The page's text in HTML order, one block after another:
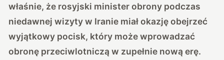
właśnie, że rosyjski minister obrony podczas
niedawnej wizyty w Iranie miał okazję obejrzeć
wyjątkowy pocisk, który może wprowadzać
obronę przeciwlotniczą w zupełnie nową erę.